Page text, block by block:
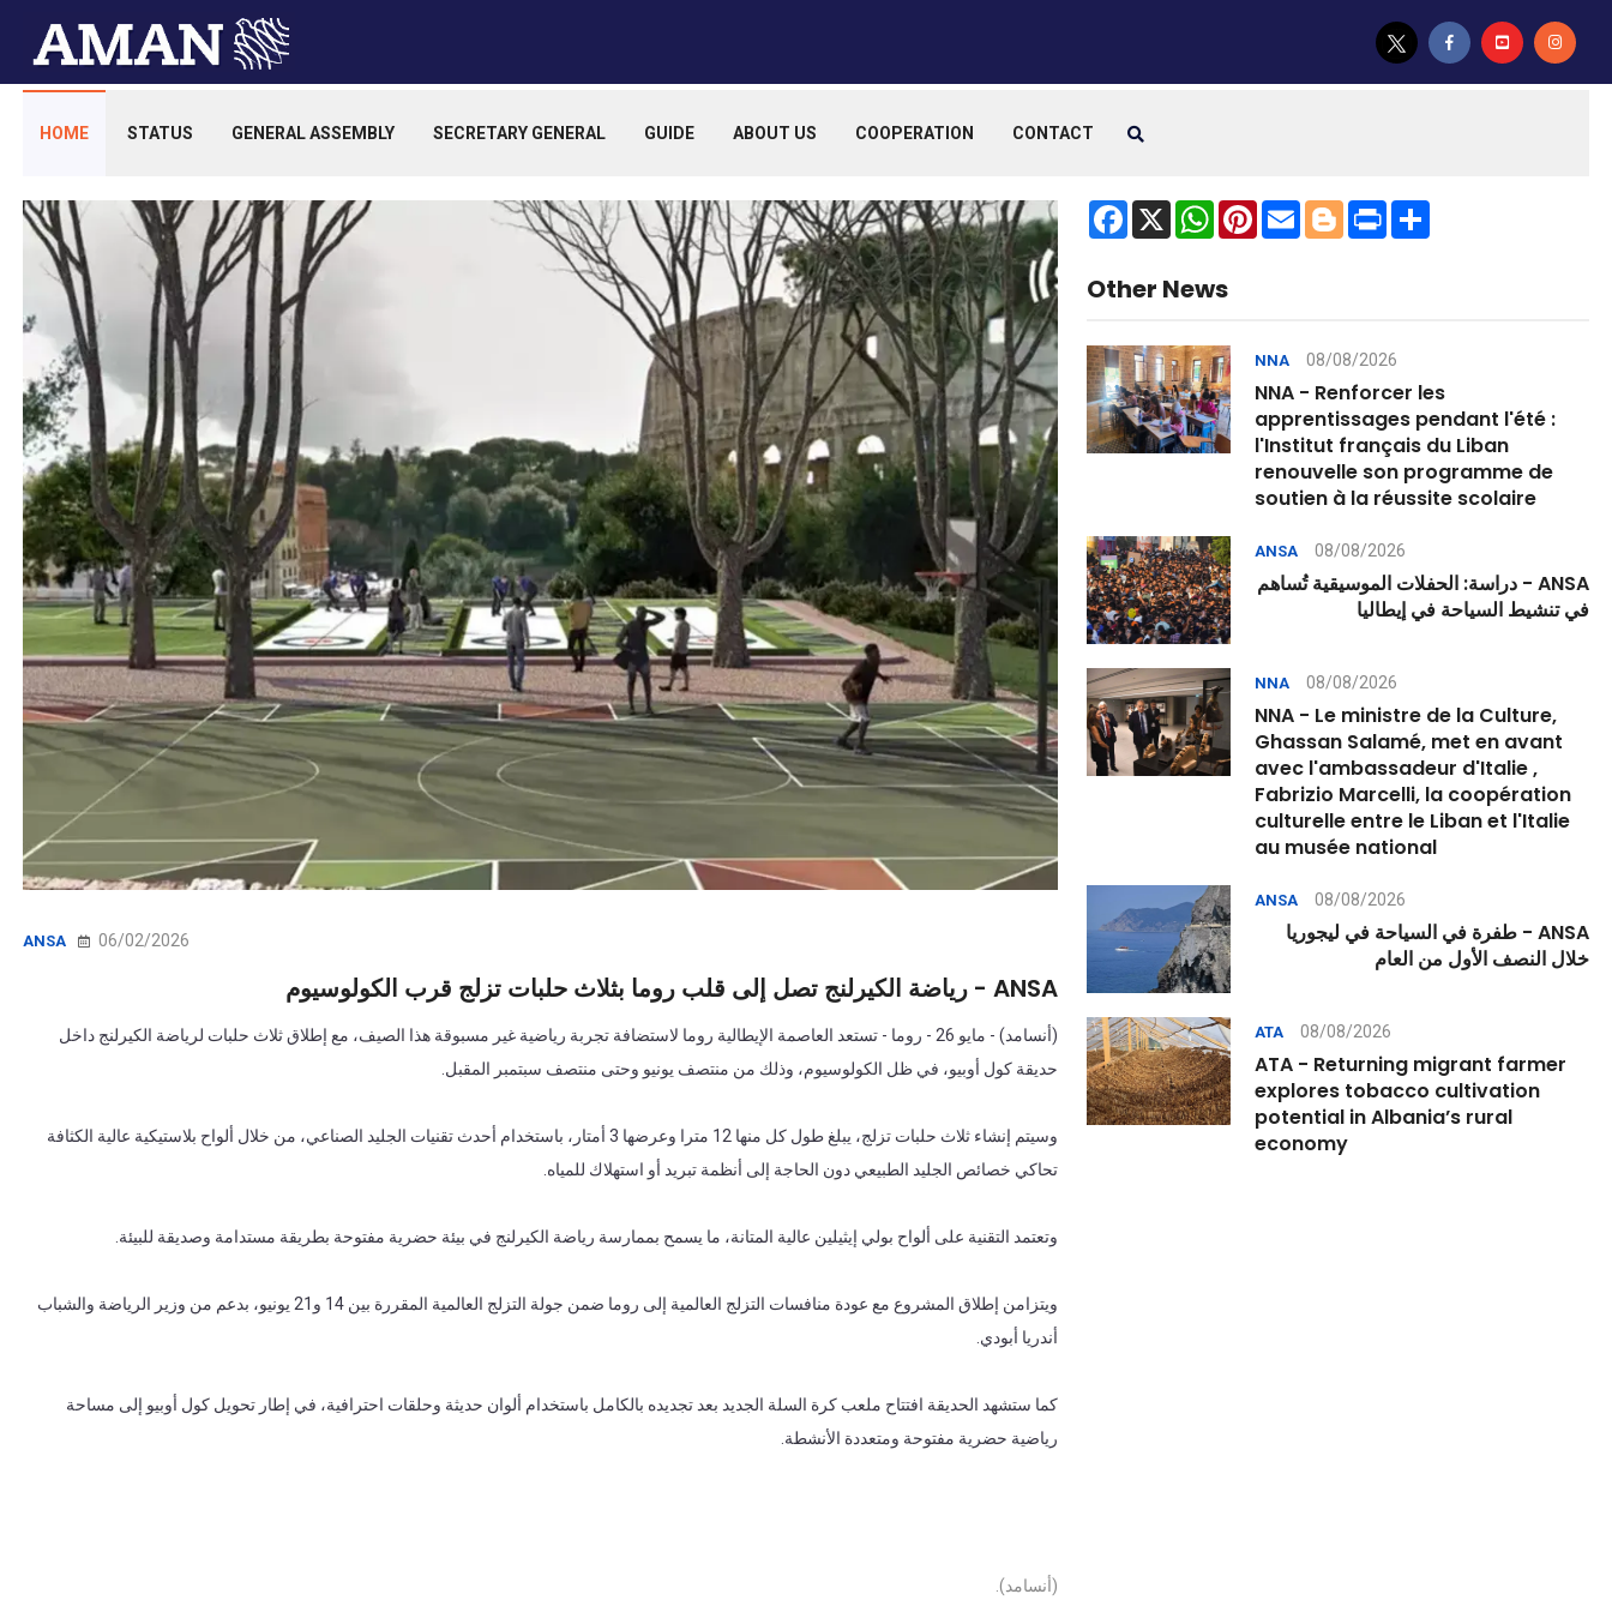
HOME STATUS GENERAL ASSEMBLY SECRETARY GENERAL GUIDE ABOUT US COOPERATION CONTACT
ANSA 06/02/2026
ANSA - رياضة الكيرلنج تصل إلى قلب روما بثلاث حلبات تزلج قرب الكولوسيوم
(أنسامد) - مايو 26 - روما - تستعد العاصمة الإيطالية روما لاستضافة تجربة رياضية غير مسبوقة هذا الصيف، مع إطلاق ثلاث حلبات لرياضة الكيرلنج داخل
حديقة كول أوبيو، في ظل الكولوسيوم، وذلك من منتصف يونيو وحتى منتصف سبتمبر المقبل.
وسيتم إنشاء ثلاث حلبات تزلج، يبلغ طول كل منها 12 مترا وعرضها 3 أمتار، باستخدام أحدث تقنيات الجليد الصناعي، من خلال ألواح بلاستيكية عالية الكثافة
تحاكي خصائص الجليد الطبيعي دون الحاجة إلى أنظمة تبريد أو استهلاك للمياه.
وتعتمد التقنية على ألواح بولي إيثيلين عالية المتانة، ما يسمح بممارسة رياضة الكيرلنج في بيئة حضرية مفتوحة بطريقة مستدامة وصديقة للبيئة.
ويتزامن إطلاق المشروع مع عودة منافسات التزلج العالمية إلى روما ضمن جولة التزلج العالمية المقررة بين 14 و21 يونيو، بدعم من وزير الرياضة والشباب
أندريا أبودي.
كما ستشهد الحديقة افتتاح ملعب كرة السلة الجديد بعد تجديده بالكامل باستخدام ألوان حديثة وحلقات احترافية، في إطار تحويل كول أوبيو إلى مساحة
رياضية حضرية مفتوحة ومتعددة الأنشطة.
(أنسامد).
Facebook
X WhatsApp
Pinterest
EmailBlogger
Print Share
Other News
NNA 08/08/2026
NNA - Renforcer les
apprentissages pendant l'été :
l'Institut français du Liban
renouvelle son programme de
soutien à la réussite scolaire
ANSA 08/08/2026
ANSA - دراسة: الحفلات الموسيقية تُساهم
في تنشيط السياحة في إيطاليا
NNA 08/08/2026
NNA - Le ministre de la Culture,
Ghassan Salamé, met en avant
avec l'ambassadeur d'Italie ,
Fabrizio Marcelli, la coopération
culturelle entre le Liban et l'Italie
au musée national
ANSA 08/08/2026
ANSA - طفرة في السياحة في ليجوريا
خلال النصف الأول من العام
ATA 08/08/2026
ATA - Returning migrant farmer
explores tobacco cultivation
potential in Albania’s rural
economy